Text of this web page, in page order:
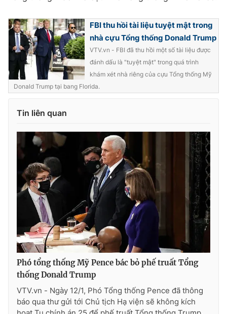
Email:toasoan@vtv.vn
Liên hệ quảng cáo:024-7300.7108
® Cấm sao chép dưới mọi hình thức nếu không có sự chấp
thuận bằng văn bản. Ghi rõ nguồn VTV.vn khi phát hành lại
thông tin từ website này.
FBI thu hồi tài liệu tuyệt mật trong
nhà cựu Tổng thống Donald Trump
VTV.vn - FBI đã thu hồi một số tài liệu được
đánh dấu là "tuyệt mật" trong quá trình
khám xét nhà riêng của cựu Tổng thống Mỹ
Donald Trump tại bang Florida.
Tin liên quan
Phó tổng thống Mỹ Pence bác bỏ phế truất Tổng
thống Donald Trump
VTV.vn - Ngày 12/1, Phó Tổng thống Pence đã thông
báo qua thư gửi tới Chủ tịch Hạ viện sẽ không kích